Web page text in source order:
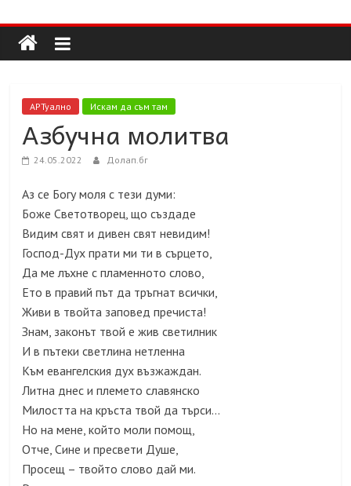
to
content
Долап
БГ
култура|
изкуство|
пътешествия|
мода|
кухня|
реклама|
минало|
АРТуално Искам да съм там
Азбучна молитва
24.05.2022 Долап.бг
Аз се Богу моля с тези думи:
Боже Светотворец, що създаде
Видим свят и дивен свят невидим!
Господ-Дух прати ми ти в сърцето,
Да ме лъхне с пламенното слово,
Ето в правий път да тръгнат всички,
Живи в твойта заповед пречиста!
Знам, законът твой е жив светилник
И в пътеки светлина нетленна
Към евангелския дух възжаждан.
Литна днес и племето славянско
Милостта на кръста твой да търси…
Но на мене, който моли помощ,
Отче, Сине и пресвети Душе,
Просещ – твойто слово дай ми.